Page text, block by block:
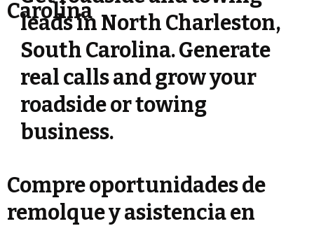
Carolina
leads in North Charleston,
South Carolina. Generate
real calls and grow your
roadside or towing
business.
Compre oportunidades de
remolque y asistencia en